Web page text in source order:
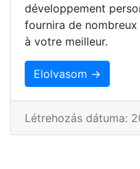
développement
fournira de
à votre meilleur.
Elolvasom →
Létrehozás dátuma: